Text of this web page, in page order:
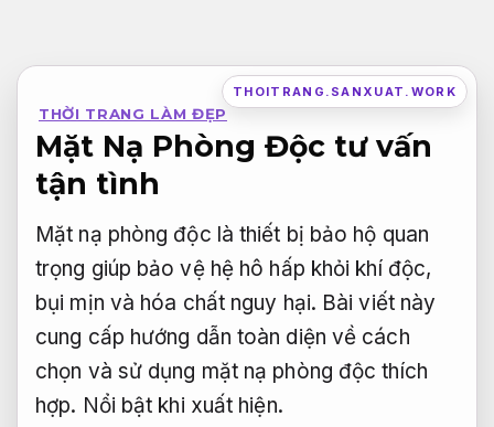
nội
dung
THOITRANG.SANXUAT.WORK
THỜI TRANG LÀM ĐẸP
Mặt Nạ Phòng Độc tư vấn
tận tình
Mặt nạ phòng độc là thiết bị bảo hộ quan
trọng giúp bảo vệ hệ hô hấp khỏi khí độc,
bụi mịn và hóa chất nguy hại. Bài viết này
cung cấp hướng dẫn toàn diện về cách
chọn và sử dụng mặt nạ phòng độc thích
hợp. Nổi bật khi xuất hiện.